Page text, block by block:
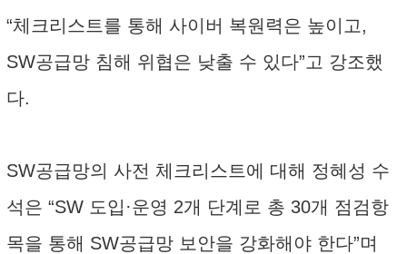
“체크리스트를 통해 사이버 복원력은 높이고,
SW공급망 침해 위협은 낮출 수 있다”고 강조했
다.
SW공급망의 사전 체크리스트에 대해 정혜성 수
석은 “SW 도입·운영 2개 단계로 총 30개 점검항
목을 통해 SW공급망 보안을 강화해야 한다”며